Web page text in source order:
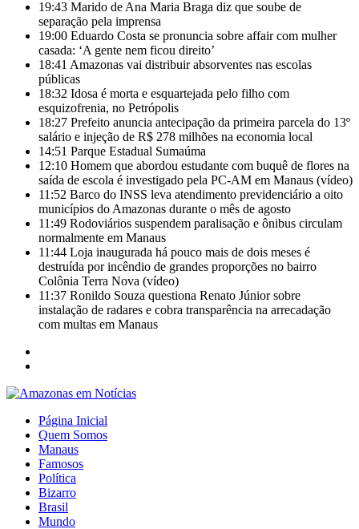
19:43 Marido de Ana Maria Braga diz que soube de
separação pela imprensa
19:00 Eduardo Costa se pronuncia sobre affair com mulher
casada: ‘A gente nem ficou direito’
18:41 Amazonas vai distribuir absorventes nas escolas
públicas
18:32 Idosa é morta e esquartejada pelo filho com
esquizofrenia, no Petrópolis
18:27 Prefeito anuncia antecipação da primeira parcela do 13º
salário e injeção de R$ 278 milhões na economia local
14:51 Parque Estadual Sumaúma
12:10 Homem que abordou estudante com buquê de flores na
saída de escola é investigado pela PC-AM em Manaus (vídeo)
11:52 Barco do INSS leva atendimento previdenciário a oito
municípios do Amazonas durante o mês de agosto
11:49 Rodoviários suspendem paralisação e ônibus circulam
normalmente em Manaus
11:44 Loja inaugurada há pouco mais de dois meses é
destruída por incêndio de grandes proporções no bairro
Colônia Terra Nova (vídeo)
11:37 Ronildo Souza questiona Renato Júnior sobre
instalação de radares e cobra transparência na arrecadação
com multas em Manaus
Página Inicial
Quem Somos
Manaus
Famosos
Política
Bizarro
Brasil
Mundo